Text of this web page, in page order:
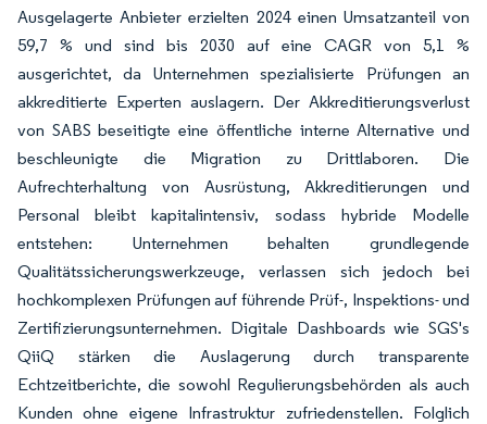
Ausgelagerte Anbieter erzielten 2024 einen Umsatzanteil von
59,7 % und sind bis 2030 auf eine CAGR von 5,1 %
ausgerichtet, da Unternehmen spezialisierte Prüfungen an
akkreditierte Experten auslagern. Der Akkreditierungsverlust
von SABS beseitigte eine öffentliche interne Alternative und
beschleunigte die Migration zu Drittlaboren. Die
Aufrechterhaltung von Ausrüstung, Akkreditierungen und
Personal bleibt kapitalintensiv, sodass hybride Modelle
entstehen: Unternehmen behalten grundlegende
Qualitätssicherungswerkzeuge, verlassen sich jedoch bei
hochkomplexen Prüfungen auf führende Prüf-, Inspektions- und
Zertifizierungsunternehmen. Digitale Dashboards wie SGS's
QiiQ stärken die Auslagerung durch transparente
Echtzeitberichte, die sowohl Regulierungsbehörden als auch
Kunden ohne eigene Infrastruktur zufriedenstellen. Folglich